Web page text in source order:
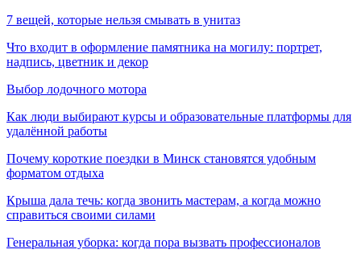
7 вещей, которые нельзя смывать в унитаз
Что входит в оформление памятника на могилу: портрет,
надпись, цветник и декор
Выбор лодочного мотора
Как люди выбирают курсы и образовательные платформы для
удалённой работы
Почему короткие поездки в Минск становятся удобным
форматом отдыха
Крыша дала течь: когда звонить мастерам, а когда можно
справиться своими силами
Генеральная уборка: когда пора вызвать профессионалов